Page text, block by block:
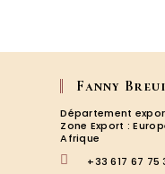
Fanny
Département
Zone Export :
Afrique
+33 617 67 75